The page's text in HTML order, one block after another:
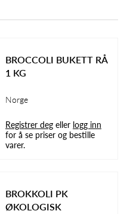
BROCCOLI BUKETT RÅ
1 KG
Norge
Registrer deg eller logg inn
for å se priser og bestille
varer.
BROKKOLI PK
ØKOLOGISK